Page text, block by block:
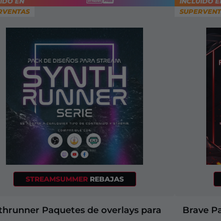
+2
STREAMSUMMER REBAJAS
Paquetes de overlays para
Brave